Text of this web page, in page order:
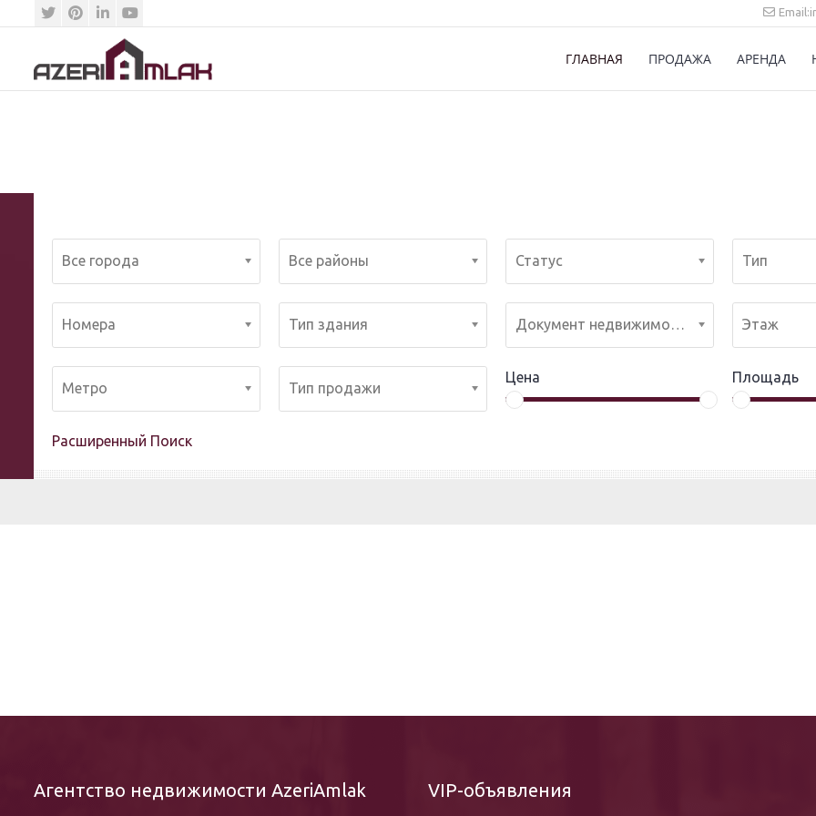
azeriamlak.az ГЛАВНАЯ ПРОДАЖА АРЕНДА
Все города Все районы Статус Тип
Номера Тип здания Документ недвижимости Этаж
Метро Тип продажи
Цена Площадь
Расширенный Поиск
Агентство недвижимости AzeriAmlak VIP-объявления